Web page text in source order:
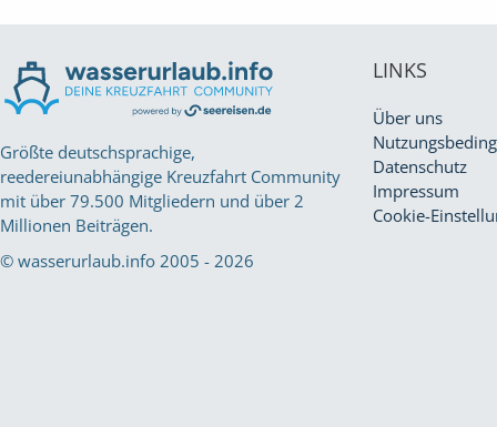
Größte deutschsprachige,
reedereiunabhängige Kreuzfahrt Community
mit über 79.500 Mitgliedern und über 2
Millionen Beiträgen.
© wasserurlaub.info 2005 - 2026
LINKS
Über uns
Datenschutz
Impressum
Cookie-